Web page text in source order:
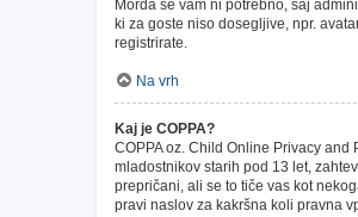
Morda se vam ni potrebno, saj
ki za goste niso dosegljive, npr.
registrirate.
Na vrh
Kaj je COPPA?
COPPA oz. Child Online Privacy
mladostnikov starih pod 13 let,
prepričani, ali se to tiče vas kot
pravi naslov za kakršna koli pravna